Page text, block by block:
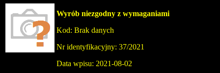
Wyrób niezgodny z wymaganiami
Kod: Brak danych
Nr identyfikacyjny: 37/2021
Data wpisu: 2021-08-02